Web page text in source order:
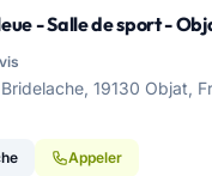
- Salle de sport -
19130 Objat,
Appeler